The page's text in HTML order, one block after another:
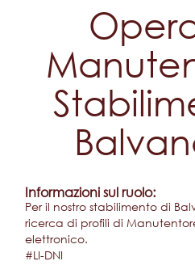
Informazioni sul ruolo:
Per il nostro stabilimento di
ricerca di profili di
elettronico.
#LI-DNI